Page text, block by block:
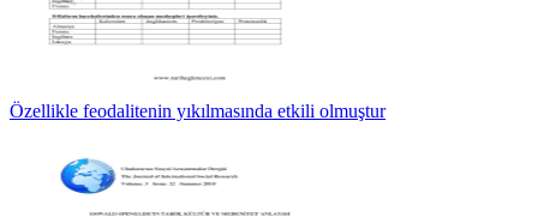
Özellikle feodalitenin yıkılmasında etkili olmuştur